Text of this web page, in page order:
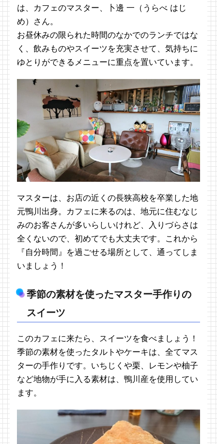
は、カフェのマスター、卜邊 一（うらべ はじ
め）さん。
お昼休みの限られた時間のなかでのランチではな
く、飲みものやスイーツを充実させて、気持ちに
ゆとりができるメニューに重点を置いています。
マスターは、お店の近くの長狭高校を卒業した地
元鴨川出身。カフェに来るのは、地元に住むなじ
みのお客さんが多いらしいけれど、入りづらさは
全くないので、初めてでも大丈夫です。これから
『自分時間』を過ごせる場所として、通ってしま
いましょう！
季節の素材を使ったマスター手作りの
スイーツ
このカフェに来たら、スイーツを食べましょう！
季節の素材を使ったタルトやケーキは、全てマス
ターの手作りです。いちじくや栗、レモンや柚子
など地物が手に入る素材は、鴨川産を使用してい
ます。